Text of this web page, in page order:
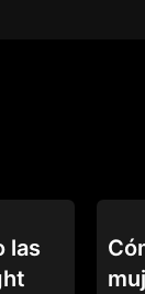
las